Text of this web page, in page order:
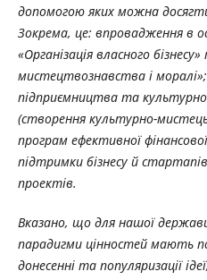
допомогою яких можна
Зокрема, це: впровадження в
«Організація власного
мистецтвознавства і
підприємництва та
(створення культурно-
програм ефективної
підтримки бізнесу й
проектів.
Вказано, що для нашої
парадигми цінностей мають
донесенні та популяризації ідеї,